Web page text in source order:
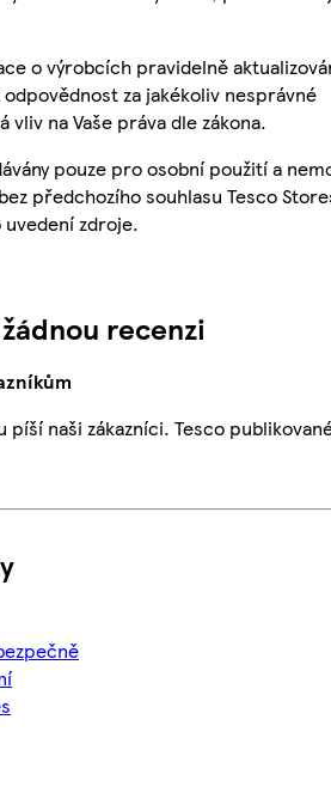
o výrobcích pravidelně
za jakékoliv nesprávné
vliv na Vaše práva dle zákona.
pouze pro osobní použití a
předchozího souhlasu Tesco
zdroje.
recenzi
píší naši zákazníci. Tesco